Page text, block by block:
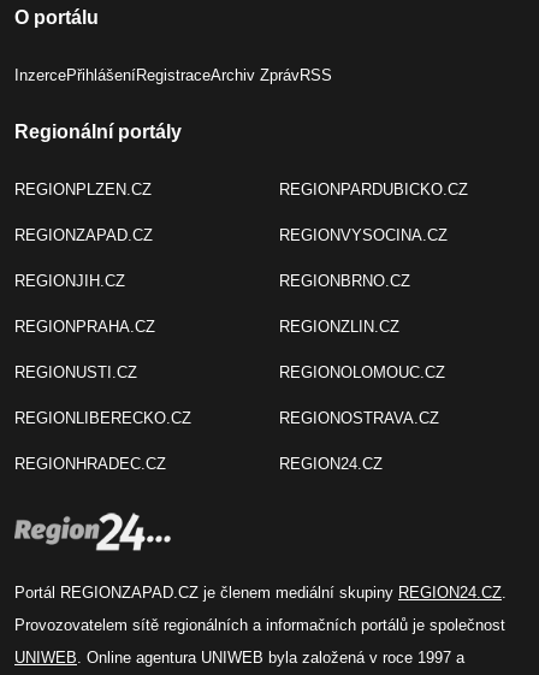
O portálu
InzercePřihlášeníRegistraceArchiv ZprávRSS
Regionální portály
REGIONPLZEN.CZ
REGIONZAPAD.CZ
REGIONJIH.CZ
REGIONPRAHA.CZ
REGIONUSTI.CZ
REGIONLIBERECKO.CZ
REGIONHRADEC.CZ
REGIONPARDUBICKO.CZ
REGIONVYSOCINA.CZ
REGIONBRNO.CZ
REGIONZLIN.CZ
REGIONOLOMOUC.CZ
REGIONOSTRAVA.CZ
REGION24.CZ
Portál REGIONZAPAD.CZ je členem mediální skupiny REGION24.CZ.
Provozovatelem sítě regionálních a informačních portálů je společnost
UNIWEB. Online agentura UNIWEB byla založená v roce 1997 a